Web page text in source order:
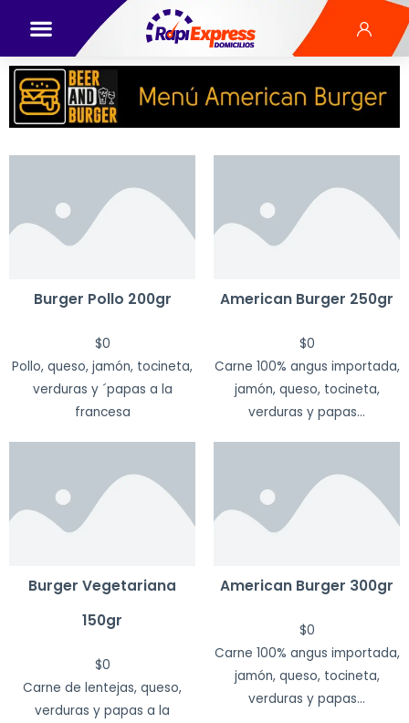
Burger Pollo 200gr
$0
Pollo, queso, jamón, tocineta,
verduras y ´papas a la
francesa
American Burger 250gr
$0
Carne 100% angus importada,
jamón, queso, tocineta,
verduras y papas...
Burger Vegetariana
150gr
$0
Carne de lentejas, queso,
verduras y papas a la
American Burger 300gr
$0
Carne 100% angus importada,
jamón, queso, tocineta,
verduras y papas...